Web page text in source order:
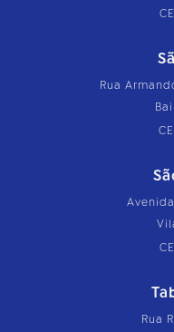
Rua
Rua